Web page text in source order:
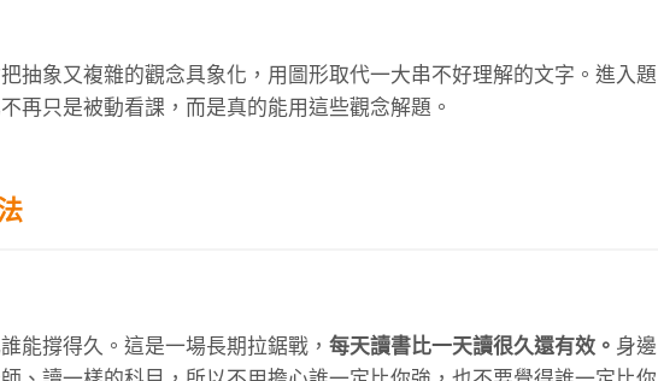
抽象又複雜的觀念具象化，用圖形取代一大串不好理解的文字。進入題
再只是被動看課，而是真的能用這些觀念解題。
能撐得久。這是一場長期拉鋸戰， 每天讀書比一天讀很久還有效。 身邊